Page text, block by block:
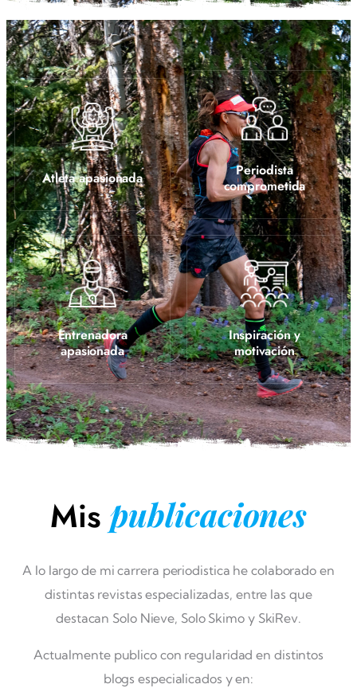
Atleta apasionada
Periodista
comprometida
Entrenadora
apasionada
Inspiración y
motivación
Mispublicaciones
A lo largo de mi carrera periodistica he colaborado en
distintas revistas especializadas, entre las que
destacan Solo Nieve, Solo Skimo y SkiRev.
Actualmente publico con regularidad en distintos
blogs especialicados y en: